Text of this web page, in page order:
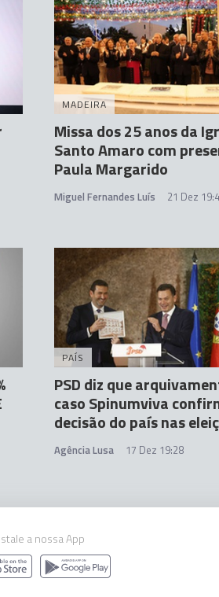
MADEIRA
Missa dos 25 anos da
Santo Amaro com
Paula Margarido
Miguel Fernandes Luís 21 Dez
PAÍS
PSD diz que
caso Spinumviva
decisão do país nas
Agência Lusa 17 Dez 19:28
a nossa App